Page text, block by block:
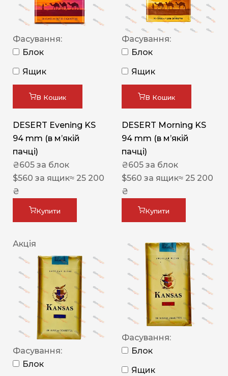
Фасування:
Блок
Ящик
В Кошик
DESERT Evening KS
94 mm (в мʼякій
пачці)
₴605 за блок
$560 за ящик≈ 25 200
₴
Купити
Фасування:
Блок
Ящик
В Кошик
DESERT Morning KS
94 mm (в мʼякій
пачці)
₴605 за блок
$560 за ящик≈ 25 200
₴
Купити
Акція
Фасування:
Блок
Фасування:
Блок
Ящик